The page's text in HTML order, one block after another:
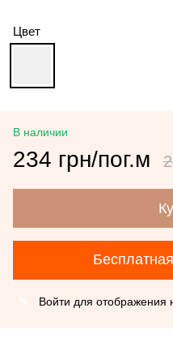
Цвет
В наличии
234 грн/пог.м
Войти для отображения